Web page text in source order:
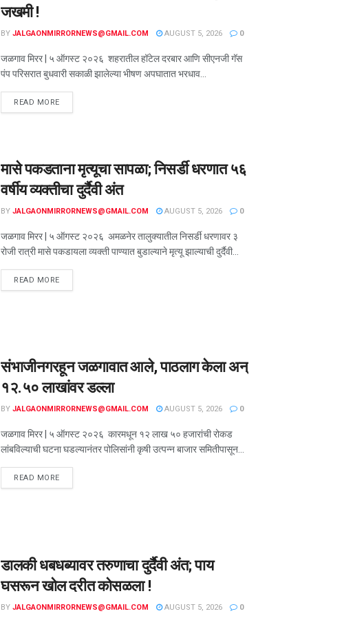
जखमी !
BY JALGAONMIRRORNEWS@GMAIL.COM AUGUST 5, 2026 0
जळगाव मिरर | ५ ऑगस्ट २०२६ शहरातील हॉटेल दरबार आणि सीएनजी गॅस
पंप परिसरात बुधवारी सकाळी झालेल्या भीषण अपघातात भरधाव...
READ MORE
मासे पकडताना मृत्यूचा सापळा; निसर्डी धरणात ५६
वर्षीय व्यक्तीचा दुर्दैवी अंत
BY JALGAONMIRRORNEWS@GMAIL.COM AUGUST 5, 2026 0
जळगाव मिरर | ५ ऑगस्ट २०२६ अमळनेर तालुक्यातील निसर्डी धरणावर ३
रोजी रात्री मासे पकडायला व्यक्ती पाण्यात बुडाल्याने मृत्यू झाल्याची दुर्दैवी...
READ MORE
संभाजीनगरहून जळगावात आले, पाठलाग केला अन्
१२.५० लाखांवर डल्ला
BY JALGAONMIRRORNEWS@GMAIL.COM AUGUST 5, 2026 0
जळगाव मिरर | ५ ऑगस्ट २०२६ कारमधून १२ लाख ५० हजारांची रोकड
लांबविल्याची घटना घडल्यानंतर पोलिसांनी कृषी उत्पन्न बाजार समितीपासून...
READ MORE
डालकी धबधब्यावर तरुणाचा दुर्दैवी अंत; पाय
घसरून खोल दरीत कोसळला !
BY JALGAONMIRRORNEWS@GMAIL.COM AUGUST 5, 2026 0